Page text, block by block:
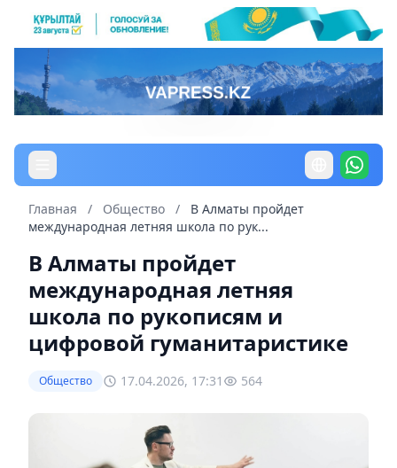
Главная / Общество /
В Алматы пройдет
международная летняя школа по рук...
В Алматы пройдет
международная летняя
школа по рукописям и
цифровой гуманитаристике
Общество 17.04.2026, 17:31 564